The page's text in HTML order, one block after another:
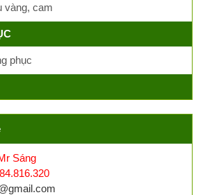
vàng, cam
phục
Sáng